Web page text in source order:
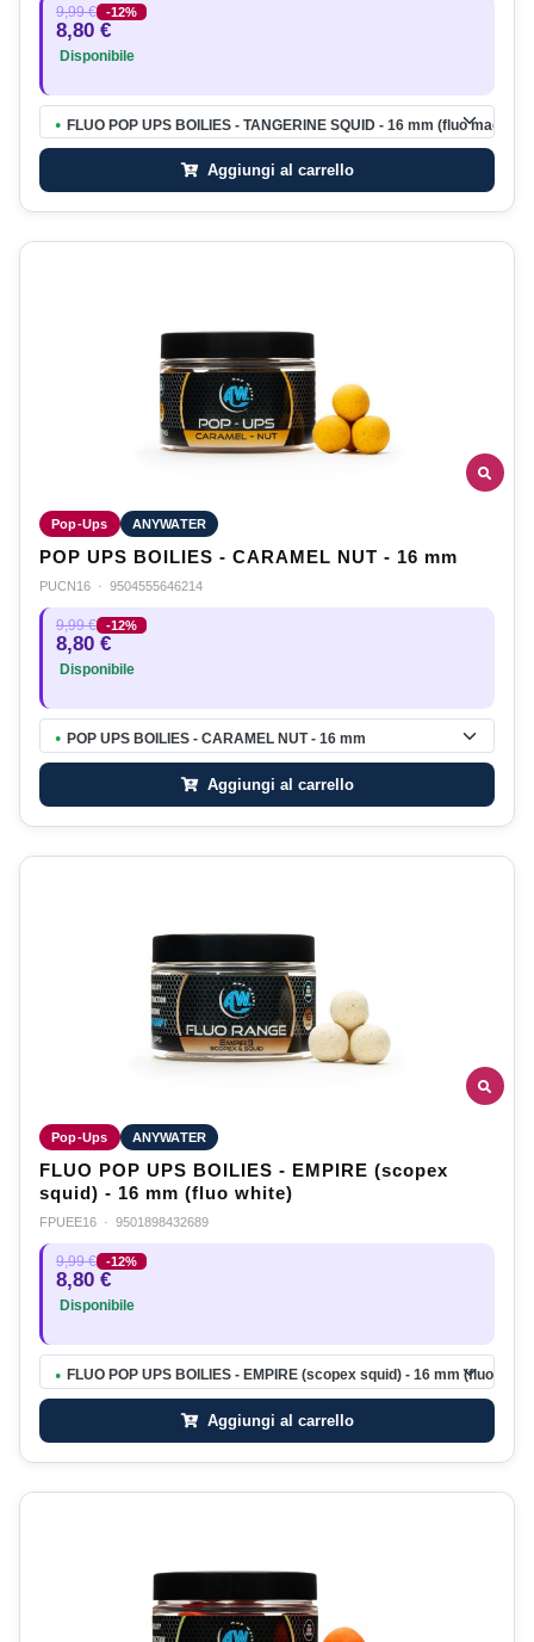
9,99 € -12%
8,80 €
Disponibile
● FLUO POP UPS BOILIES - TANGERINE SQUID - 16 mm (fluo magenta)
Aggiungi al carrello
Pop-Ups ANYWATER
POP UPS BOILIES - CARAMEL NUT - 16 mm
PUCN16 · 9504555646214
9,99 € -12%
8,80 €
Disponibile
● POP UPS BOILIES - CARAMEL NUT - 16 mm
Aggiungi al carrello
Pop-Ups ANYWATER
FLUO POP UPS BOILIES - EMPIRE (scopex
squid) - 16 mm (fluo white)
FPUEE16 · 9501898432689
9,99 € -12%
8,80 €
Disponibile
● FLUO POP UPS BOILIES - EMPIRE (scopex squid) - 16 mm (fluo
Aggiungi al carrello